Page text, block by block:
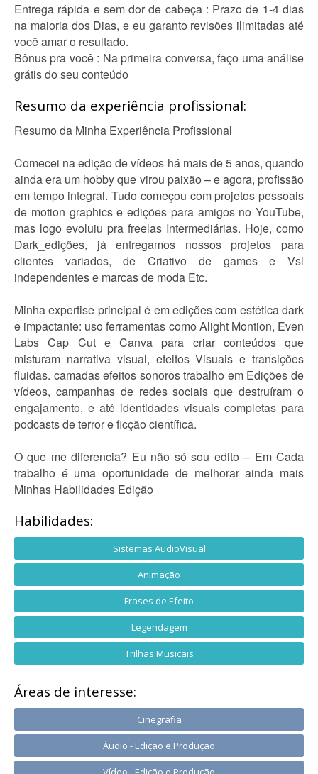
Entrega rápida e sem dor de cabeça : Prazo de 1-4 dias
na maioria dos Dias, e eu garanto revisões ilimitadas até
você amar o resultado.
Bônus pra você : Na primeira conversa, faço uma análise
grátis do seu conteúdo
Resumo da experiência profissional:
Resumo da Minha Experiência Profissional
Comecei na edição de vídeos há mais de 5 anos, quando
ainda era um hobby que virou paixão – e agora, profissão
em tempo integral. Tudo começou com projetos pessoais
de motion graphics e edições para amigos no YouTube,
mas logo evoluiu pra freelas Intermediárias. Hoje, como
Dark_edições, já entregamos nossos projetos para
clientes variados, de Criativo de games e Vsl
independentes e marcas de moda Etc.
Minha expertise principal é em edições com estética dark
e impactante: uso ferramentas como Alight Montion, Even
Labs Cap Cut e Canva para criar conteúdos que
misturam narrativa visual, efeitos Visuais e transições
fluidas. camadas efeitos sonoros trabalho em Edições de
vídeos, campanhas de redes sociais que destruíram o
engajamento, e até identidades visuais completas para
podcasts de terror e ficção científica.
O que me diferencia? Eu não só sou edito – Em Cada
trabalho é uma oportunidade de melhorar ainda mais
Minhas Habilidades Edição
Habilidades:
Sistemas AudioVisual
Animação
Frases de Efeito
Legendagem
Trilhas Musicais
Áreas de interesse:
Cinegrafia
Áudio - Edição e Produção